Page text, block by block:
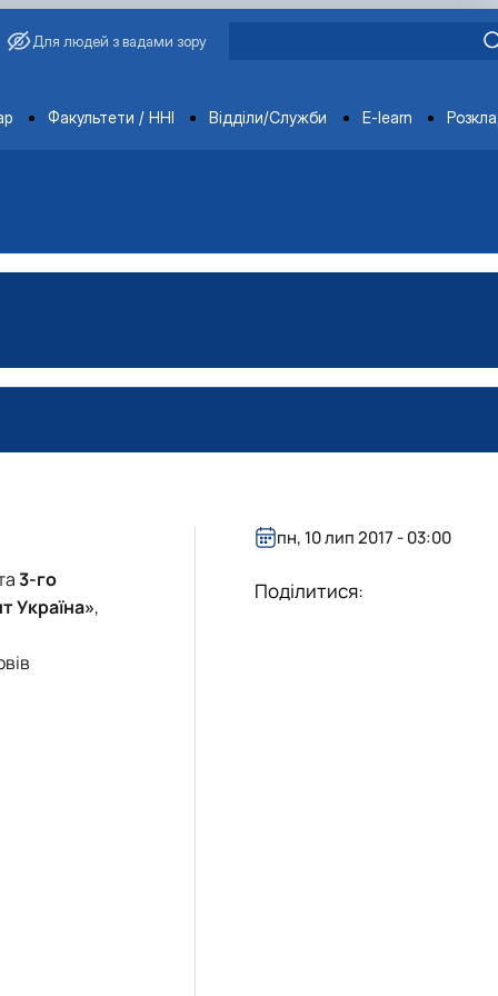
Для людей з вадами зору
Факультети / ННІ Відділи/Служби E-learn
3-го
Україна»,
пн, 10 лип 2017 - 03:00
Поділитися: